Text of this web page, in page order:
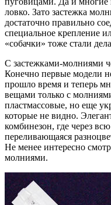
ловко. Зато застежка
достаточно правильно
специальное крепление
«собачки» тоже стали
С застежками-молниями
Конечно первые модели
прошло время и теперь
вещами только с
пластмассовые, но еще
которые не видно.
комбинезон, где через
переливающаяся
Не менее интересно
молниями.